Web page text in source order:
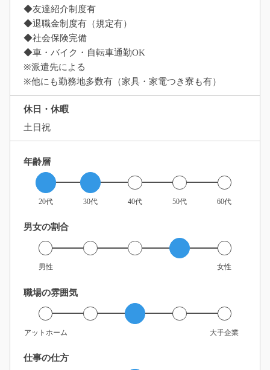
◆友達紹介制度有
◆退職金制度有（規定有）
◆社会保険完備
◆車・バイク・自転車通勤OK
※派遣先による
※他にも勤務地多数有（家具・家電つき寮も有）
休日・休暇
土日祝
年齢層
20代 30代 40代 50代 60代
男女の割合
男性 女性
職場の雰囲気
アットホーム 大手企業
仕事の仕方